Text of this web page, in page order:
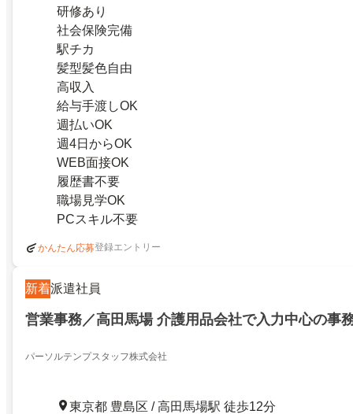
研修あり
社会保険完備
駅チカ
髪型髪色自由
高収入
給与手渡しOK
週払いOK
週4日からOK
WEB面接OK
履歴書不要
職場見学OK
PCスキル不要
かんたん応募登録エントリー
新着派遣社員
営業事務／高田馬場 介護用品会社で入力中心の事
パーソルテンプスタッフ株式会社
東京都 豊島区 / 高田馬場駅 徒歩12分